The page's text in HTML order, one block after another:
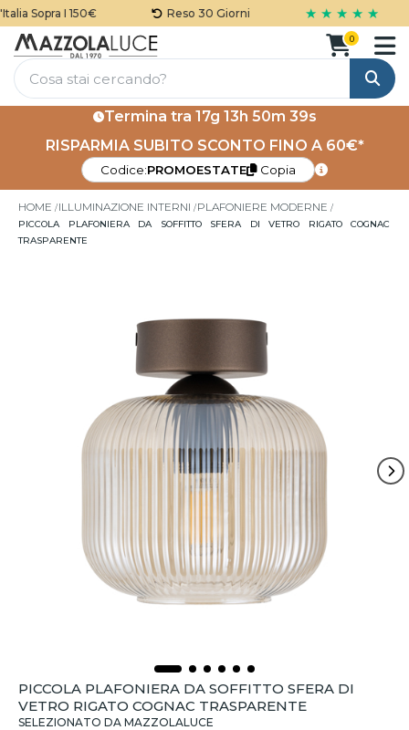
Sopra I 150€ Reso 30 Giorni ★ ★ ★ ★ ★
Cerca
0
Termina tra 17g 13h 50m 38s
RISPARMIA SUBITO SCONTO FINO A 60€*
Codice:PROMOESTATE Copia
HOME ILLUMINAZIONE INTERNI PLAFONIERE MODERNE
PICCOLA PLAFONIERA DA SOFFITTO SFERA DI VETRO RIGATO COGNAC
TRASPARENTE
PICCOLA PLAFONIERA DA SOFFITTO SFERA DI
VETRO RIGATO COGNAC TRASPARENTE
SELEZIONATO DA MAZZOLALUCE